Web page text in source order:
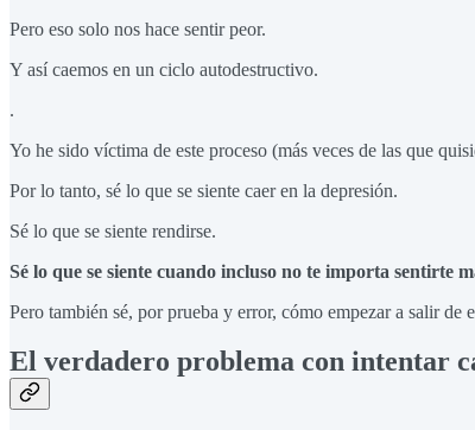
Pero eso solo nos hace sentir peor.
Y así caemos en un ciclo autodestructivo.
.
Yo he sido víctima de este proceso (más veces de las que
Por lo tanto, sé lo que se siente caer en la depresión.
Sé lo que se siente rendirse.
Sé lo que se siente cuando incluso no te importa sentirte
Pero también sé, por prueba y error, cómo empezar a salir
El verdadero problema con intentar